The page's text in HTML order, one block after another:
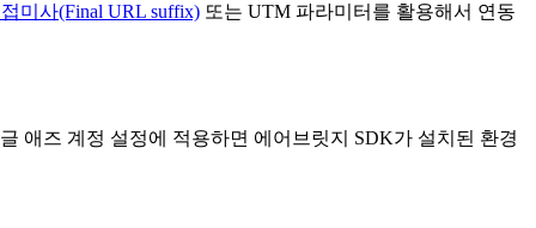
미사(Final URL suffix) 또는 UTM 파라미터를 활용해서 연동
애즈 계정 설정에 적용하면 에어브릿지 SDK가 설치된 환경